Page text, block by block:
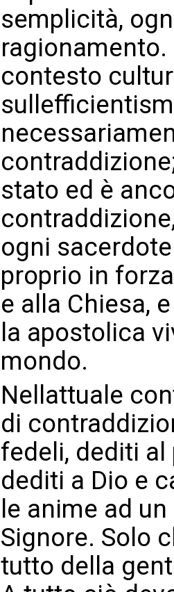
semplicità,
contesto
stato ed è
ogni
proprio in
e alla Chiesa,
la apostolica
mondo.
Nellattuale
di
fedeli, dediti
dediti a Dio e
le anime ad
Signore. Solo
tutto della